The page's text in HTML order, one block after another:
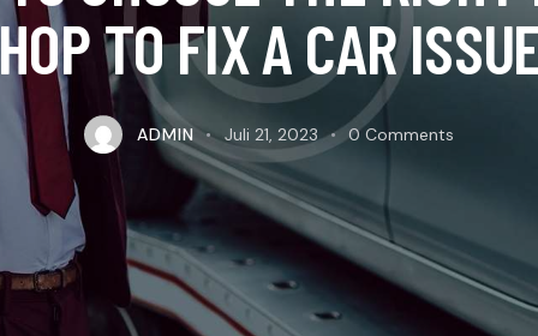
TO FIX A CAR
ADMIN Juli 21, 2023 0 Comments